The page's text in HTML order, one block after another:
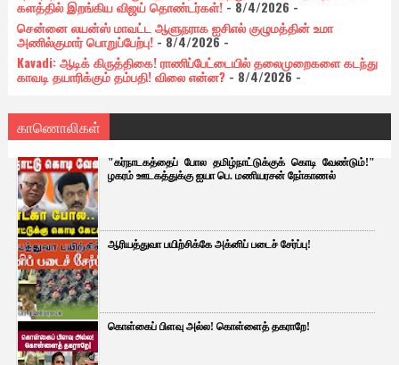
களத்தில் இறங்கிய விஜய் தொண்டர்கள்!- 8/4/2026 -
சென்னை லயன்ஸ் மாவட்ட ஆளுநராக ஐசிஎல் குழுமத்தின் உமா
அணில்குமார் பொறுப்பேற்பு!- 8/4/2026-
Kavadi: ஆடிக் கிருத்திகை! ராணிப்பேட்டையில் தலைமுறைகளை கடந்து
காவடி தயாரிக்கும் தம்பதி! விலை என்ன?- 8/4/2026 -
காணொலிகள்
"கர்நாடகத்தைப் போல தமிழ்நாட்டுக்குக் கொடி வேண்டும்!"
ழகரம் ஊடகத்துக்கு ஐயா பெ. மணியரசன் நோ்காணல்
ஆரியத்துவா பயிற்சிக்கே அக்னிப் படைச் சேர்ப்பு!
கொள்கைப் பிளவு அல்ல! கொள்ளைத் தகராறே!